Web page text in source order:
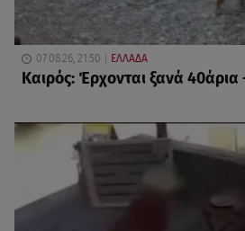
07.08.26, 21:50 ΕΛΛΑΔΑ
Καιρός: Έρχονται ξανά 40άρια